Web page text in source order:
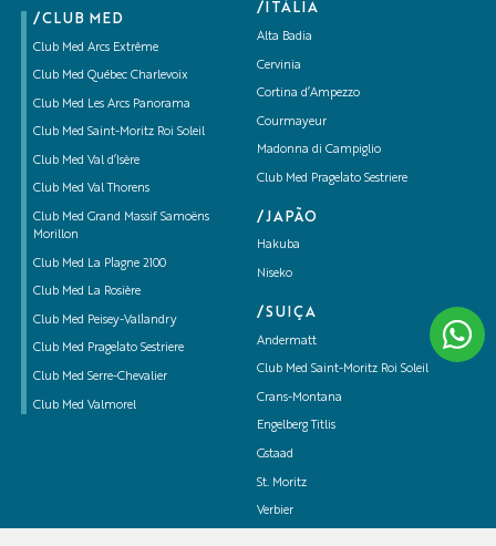
/CLUB MED
Club Med Arcs Extrême
Club Med Québec Charlevoix
Club Med Les Arcs Panorama
Club Med Saint-Moritz Roi Soleil
Club Med Val d’Isère
Club Med Val Thorens
Club Med Grand Massif Samoëns
Morillon
Club Med La Plagne 2100
Club Med La Rosière
Club Med Peisey-Vallandry
Club Med Pragelato Sestriere
Club Med Serre-Chevalier
Club Med Valmorel
/ITÁLIA
Alta Badia
Cervinia
Cortina d’Ampezzo
Courmayeur
Madonna di Campiglio
Club Med Pragelato Sestriere
/JAPÃO
Hakuba
Niseko
/SUIÇA
Andermatt
Club Med Saint-Moritz Roi Soleil
Crans-Montana
Engelberg Titlis
Gstaad
St. Moritz
Verbier